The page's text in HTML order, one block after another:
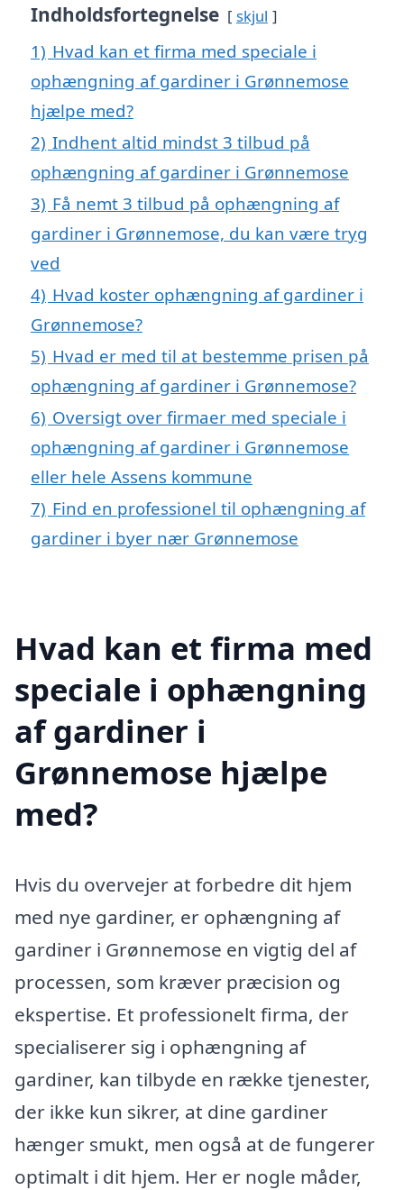
Indholdsfortegnelse skjul
1) Hvad kan et firma med speciale i
ophængning af gardiner i Grønnemose
hjælpe med?
2) Indhent altid mindst 3 tilbud på
ophængning af gardiner i Grønnemose
3) Få nemt 3 tilbud på ophængning af
gardiner i Grønnemose, du kan være tryg
ved
4) Hvad koster ophængning af gardiner i
Grønnemose?
5) Hvad er med til at bestemme prisen på
ophængning af gardiner i Grønnemose?
6) Oversigt over firmaer med speciale i
ophængning af gardiner i Grønnemose
eller hele Assens kommune
7) Find en professionel til ophængning af
gardiner i byer nær Grønnemose
Hvad kan et firma med
speciale i ophængning
af gardiner i
Grønnemose hjælpe
med?
Hvis du overvejer at forbedre dit hjem
med nye gardiner, er ophængning af
gardiner i Grønnemose en vigtig del af
processen, som kræver præcision og
ekspertise. Et professionelt firma, der
specialiserer sig i ophængning af
gardiner, kan tilbyde en række tjenester,
der ikke kun sikrer, at dine gardiner
hænger smukt, men også at de fungerer
optimalt i dit hjem. Her er nogle måder,